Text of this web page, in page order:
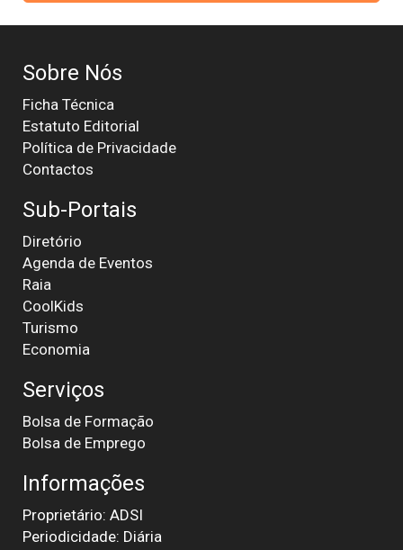
Sobre Nós
Ficha Técnica
Estatuto Editorial
Política de Privacidade
Contactos
Sub-Portais
Diretório
Agenda de Eventos
Raia
CoolKids
Turismo
Economia
Serviços
Bolsa de Formação
Bolsa de Emprego
Informações
Proprietário: ADSI
Periodicidade: Diária